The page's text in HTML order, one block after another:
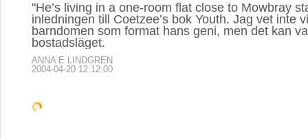
"He’s living in a one-room flat close to Mowbray
inledningen till Coetzee’s bok Youth. Jag vet inte
barndomen som format hans geni, men det kan
bostadsläget.
ANNA E LINDGREN
2004-04-20 12:12:00